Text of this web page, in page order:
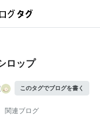
ロップ
このタグでブログを書く
関連ブログ